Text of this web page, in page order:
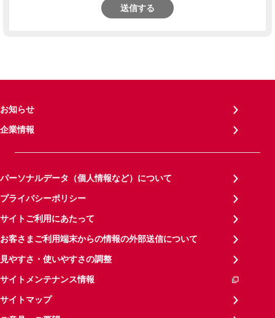
送信する
お知らせ
企業情報
パーソナルデータ（個人情報など）について
プライバシーポリシー
サイトご利用にあたって
お客さまご利用端末からの情報の外部送信について
見やすさ・使いやすさの調整
サイトメンテナンス情報
サイトマップ